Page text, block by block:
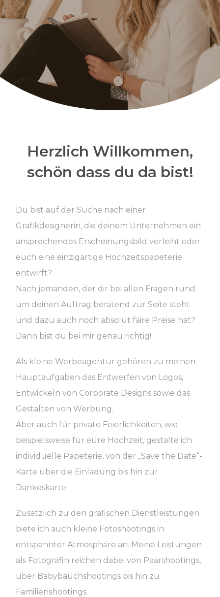
Herzlich Willkommen,
schön dass du da bist!
Du bist auf der Suche nach einer
Grafikdesignerin, die deinem Unternehmen ein
ansprechendes Erscheinungsbild verleiht oder
euch eine einzigartige Hochzeitspapeterie
entwirft?
Nach jemanden, der dir bei allen Fragen rund
um deinen Auftrag beratend zur Seite steht
und dazu auch noch absolut faire Preise hat?
Dann bist du bei mir genau richtig!
Als kleine Werbeagentur gehören zu meinen
Hauptaufgaben das Entwerfen von Logos,
Entwickeln von Corporate Designs sowie das
Gestalten von Werbung.
Aber auch für private Feierlichkeiten, wie
beispielsweise für eure Hochzeit, gestalte ich
individuelle Papeterie, von der „Save the Date“-
Karte über die Einladung bis hin zur
Dankeskarte.
Zusätzlich zu den grafischen Dienstleistungen
biete ich auch kleine Fotoshootings in
entspannter Atmosphäre an. Meine Leistungen
als Fotografin reichen dabei von Paarshootings,
über Babybauchshootings bis hin zu
Familienshootings.